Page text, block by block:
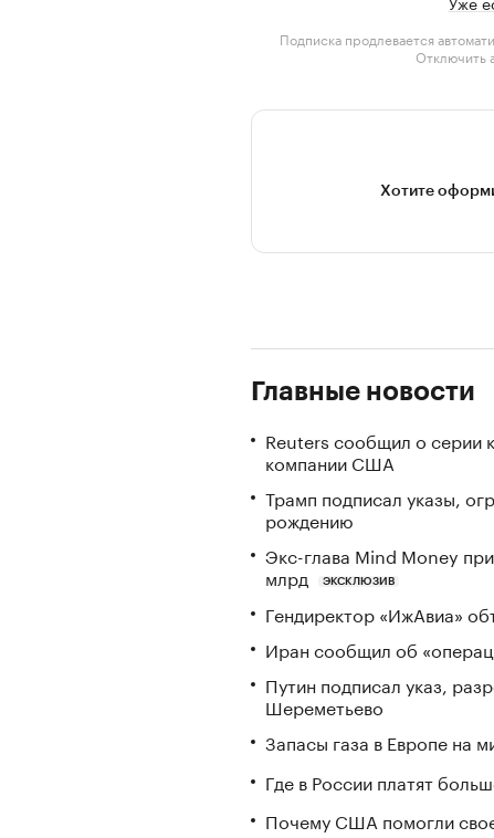
Подписка продлевается
Отключить
Хотите
Главные новости
Reuters сообщил о серии
компании США
Трамп подписал указы,
рождению
Экс-глава Mind Money
млрд
ЭКСКЛЮЗИВ
Гендиректор «ИжАвиа»
Иран сообщил об
Путин подписал указ,
Шереметьево
Запасы газа в Европе на
Где в России платят
Почему США помогли